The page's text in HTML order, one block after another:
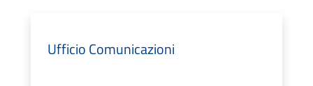
Ufficio Comunicazioni